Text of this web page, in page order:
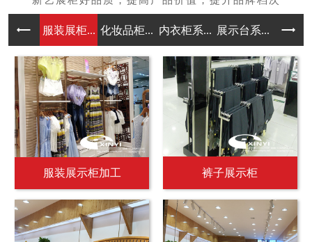
服装展柜... 化妆品柜... 内衣柜系... 展示台系... 中岛
服装展示柜加工 裤子展示柜